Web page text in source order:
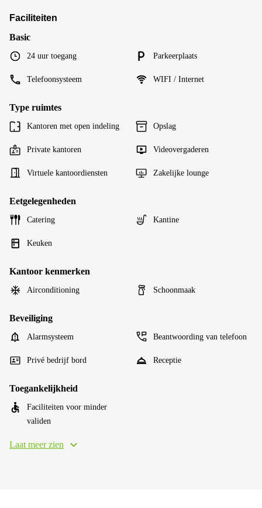
Faciliteiten
Basic
24 uur toegang Parkeerplaats
Telefoonsysteem WIFI / Internet
Type ruimtes
Kantoren met open indeling Opslag
Private kantoren Videovergaderen
Virtuele kantoordiensten Zakelijke lounge
Eetgelegenheden
Catering Kantine
Keuken
Kantoor kenmerken
Airconditioning Schoonmaak
Beveiliging
Alarmsysteem Beantwoording van telefoon
Privé bedrijf bord Receptie
Toegankelijkheid
Faciliteiten voor minder
validen
Laat meer zien